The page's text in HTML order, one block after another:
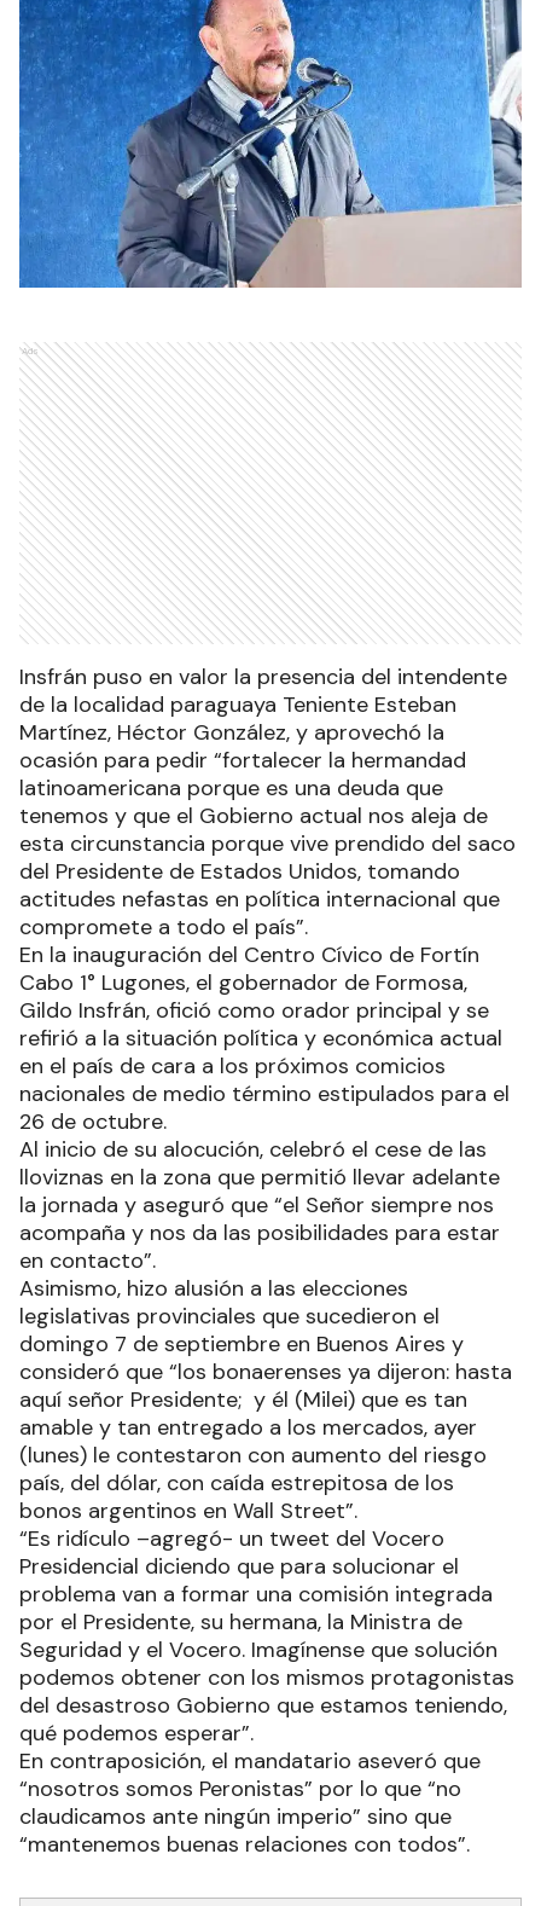
Ads
Insfrán puso en valor la presencia del intendente
de la localidad paraguaya Teniente Esteban
Martínez, Héctor González, y aprovechó la
ocasión para pedir “fortalecer la hermandad
latinoamericana porque es una deuda que
tenemos y que el Gobierno actual nos aleja de
esta circunstancia porque vive prendido del saco
del Presidente de Estados Unidos, tomando
actitudes nefastas en política internacional que
compromete a todo el país”.
En la inauguración del Centro Cívico de Fortín
Cabo 1° Lugones, el gobernador de Formosa,
Gildo Insfrán, ofició como orador principal y se
refirió a la situación política y económica actual
en el país de cara a los próximos comicios
nacionales de medio término estipulados para el
26 de octubre.
Al inicio de su alocución, celebró el cese de las
lloviznas en la zona que permitió llevar adelante
la jornada y aseguró que “el Señor siempre nos
acompaña y nos da las posibilidades para estar
en contacto”.
Asimismo, hizo alusión a las elecciones
legislativas provinciales que sucedieron el
domingo 7 de septiembre en Buenos Aires y
consideró que “los bonaerenses ya dijeron: hasta
aquí señor Presidente; y él (Milei) que es tan
amable y tan entregado a los mercados, ayer
(lunes) le contestaron con aumento del riesgo
país, del dólar, con caída estrepitosa de los
bonos argentinos en Wall Street”.
“Es ridículo –agregó- un tweet del Vocero
Presidencial diciendo que para solucionar el
problema van a formar una comisión integrada
por el Presidente, su hermana, la Ministra de
Seguridad y el Vocero. Imagínense que solución
podemos obtener con los mismos protagonistas
del desastroso Gobierno que estamos teniendo,
qué podemos esperar”.
En contraposición, el mandatario aseveró que
“nosotros somos Peronistas” por lo que “no
claudicamos ante ningún imperio” sino que
“mantenemos buenas relaciones con todos”.